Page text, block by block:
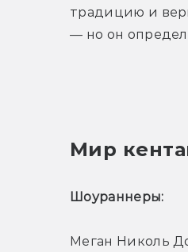
традицию и
— но он
Мир
Шоураннеры:
Меган Николь